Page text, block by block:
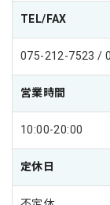
TEL/FAX
075-212-7523 /
営業時間
10:00-20:00
定休日